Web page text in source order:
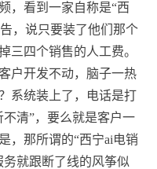
，看到一家自称是“西
，说只要装了他们那个
三四个销售的人工费。
户开发不动，脑子一热
系统装上了，电话是打
清”，要么就是客户一
，那所谓的“西宁ai电销
就跟断了线的风筝似